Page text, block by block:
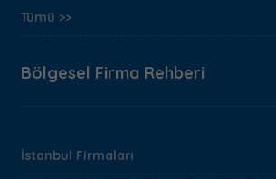
Tümü >>
Bölgesel Firma Rehberi
İstanbul Firmaları